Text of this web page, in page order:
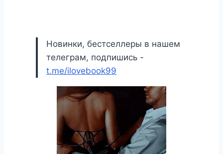
Новинки, бестселлеры в нашем
телеграм, подпишись -
t.me/ilovebook99